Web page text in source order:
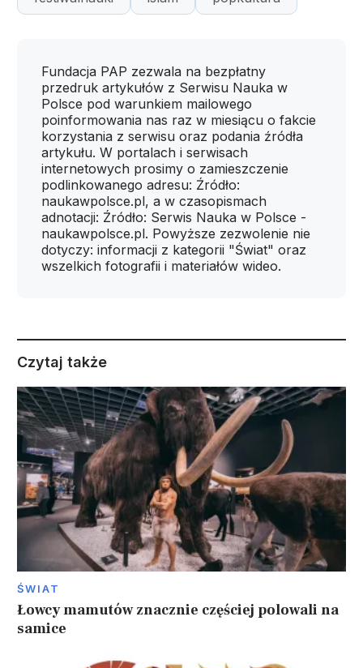
Fundacja PAP zezwala na bezpłatny
przedruk artykułów z Serwisu Nauka w
Polsce pod warunkiem mailowego
poinformowania nas raz w miesiącu o fakcie
korzystania z serwisu oraz podania źródła
artykułu. W portalach i serwisach
internetowych prosimy o zamieszczenie
podlinkowanego adresu: Źródło:
naukawpolsce.pl, a w czasopismach
adnotacji: Źródło: Serwis Nauka w Polsce -
naukawpolsce.pl. Powyższe zezwolenie nie
dotyczy: informacji z kategorii "Świat" oraz
wszelkich fotografii i materiałów wideo.
Czytaj także
ŚWIAT
Łowcy mamutów znacznie częściej polowali na
samice